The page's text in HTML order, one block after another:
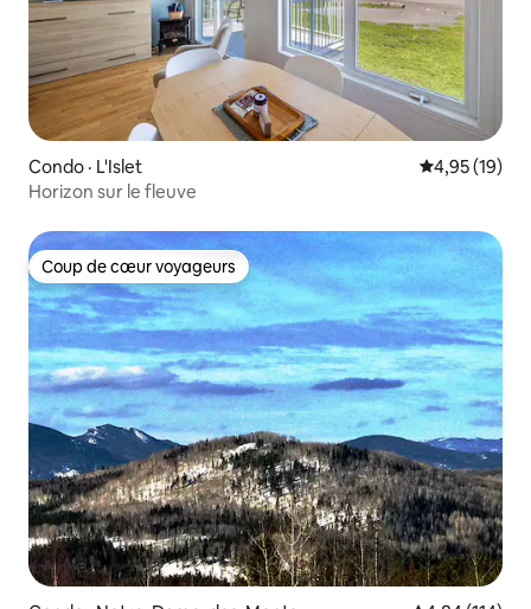
Condo · L'Islet Note
4,95 (19)
Horizon sur le fleuve
Coup de cœur voyageurs
Coup de cœur voyageurs